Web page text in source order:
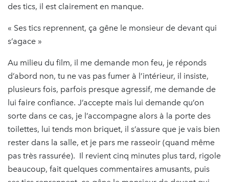
des tics, il est clairement en manque.
« Ses tics reprennent, ça gêne le monsieur de devant qui
s’agace »
Au milieu du film, il me demande mon feu, je réponds
d’abord non, tu ne vas pas fumer à l’intérieur, il insiste,
plusieurs fois, parfois presque agressif, me demande de
lui faire confiance. J’accepte mais lui demande qu’on
sorte dans ce cas, je l’accompagne alors à la porte des
toilettes, lui tends mon briquet, il s’assure que je vais bien
rester dans la salle, et je pars me rasseoir (quand même
pas très rassurée). Il revient cinq minutes plus tard, rigole
beaucoup, fait quelques commentaires amusants, puis